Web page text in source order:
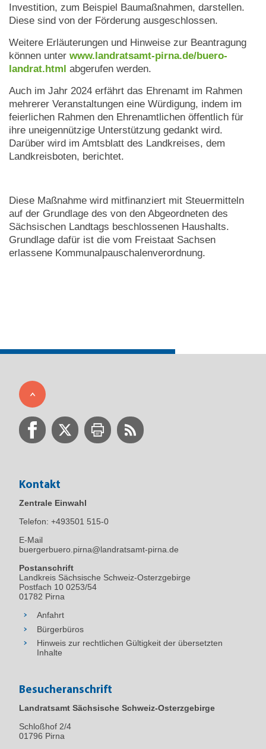
Investition, zum Beispiel Baumaßnahmen, darstellen.
Diese sind von der Förderung ausgeschlossen.
Weitere Erläuterungen und Hinweise zur Beantragung
können unter www.landratsamt-pirna.de/buero-
landrat.html abgerufen werden.
Auch im Jahr 2024 erfährt das Ehrenamt im Rahmen
mehrerer Veranstaltungen eine Würdigung, indem im
feierlichen Rahmen den Ehrenamtlichen öffentlich für
ihre uneigennützige Unterstützung gedankt wird.
Darüber wird im Amtsblatt des Landkreises, dem
Landkreisboten, berichtet.
Diese Maßnahme wird mitfinanziert mit Steuermitteln
auf der Grundlage des von den Abgeordneten des
Sächsischen Landtags beschlossenen Haushalts.
Grundlage dafür ist die vom Freistaat Sachsen
erlassene Kommunalpauschalenverordnung.
Kontakt
Zentrale Einwahl
Telefon: +493501 515-0
E-Mail
buergerbuero.pirna@landratsamt-pirna.de
Postanschrift
Landkreis Sächsische Schweiz-Osterzgebirge
Postfach 10 0253/54
01782 Pirna
Anfahrt
Bürgerbüros
Hinweis zur rechtlichen Gültigkeit der übersetzten
Inhalte
Besucheranschrift
Landratsamt Sächsische Schweiz-Osterzgebirge
Schloßhof 2/4
01796 Pirna